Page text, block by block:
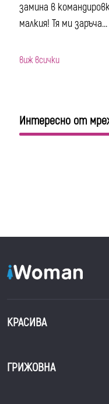
замина в
малкия! Тя ми заръча...
виж всички
Интересно от
КРАСИВА
ГРИЖОВНА